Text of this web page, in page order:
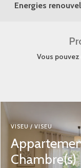
Energies
Vous
VISEU / VISEU
Chambre(s)